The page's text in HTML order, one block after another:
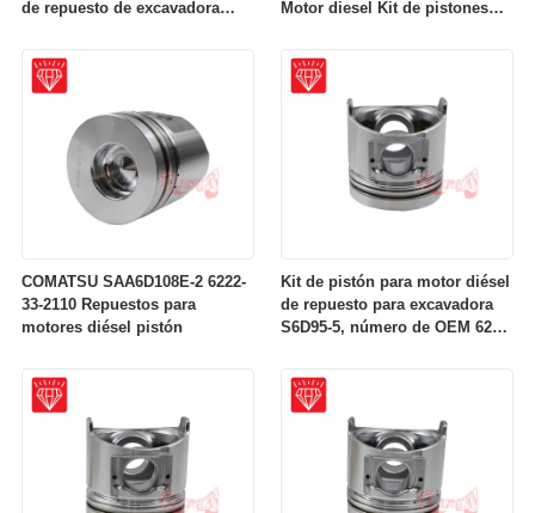
de repuesto de excavadora
Motor diesel Kit de pistones
COMATSU SAA6D108E-2 6222-
33-2110 Repuestos para
motores diésel pistón
Kit de pistón para motor diésel
de repuesto para excavadora
S6D95-5, número de OEM 6207-